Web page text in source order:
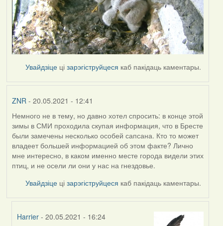
Увайдзіце цізарэгіструйцеся каб пакідаць каментары.
ZNR- 20.05.2021 - 12:41
Немного не в тему, но давно хотел спросить: в конце этой
зимы в СМИ проходила скупая информация, что в Бресте
были замечены несколько особей сапсана. Кто то может
владеет большей информацией об этом факте? Лично
мне интересно, в каком именно месте города видели этих
птиц, и не осели ли они у нас на гнездовье.
Увайдзіце цізарэгіструйцеся каб пакідаць каментары.
Harrier - 20.05.2021 - 16:24